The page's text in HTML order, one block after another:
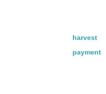
harvest
payment